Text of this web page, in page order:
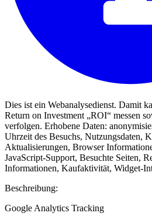
Dies ist ein Webanalysedienst. Damit
Return on Investment „ROI“ messen
verfolgen. Erhobene Daten:
Uhrzeit des Besuchs, Nutzungsdaten,
Aktualisierungen, Browser
JavaScript-Support, Besuchte Seiten,
Informationen, Kaufaktivität, Widget-
Beschreibung:
Google Analytics Tracking